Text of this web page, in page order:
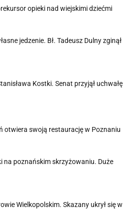
opieki nad wiejskimi dziećmi
jedzenie. Bł. Tadeusz Dulny zginął
Kostki. Senat przyjął uchwałę
otwiera swoją restaurację w Poznaniu
na poznańskim skrzyżowaniu. Duże
Wielkopolskim. Skazany ukrył się w